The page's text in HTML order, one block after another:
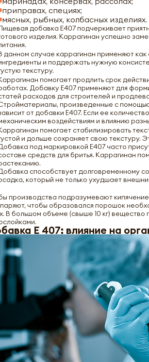
приправах, специях;
мясных, рыбных, колбасных изделиях.
добавка E407 подчеркивает
изделия. Каррагинан успешно
данном случае каррагинан применяют
и поддержать нужную
текстуру.
помогает продлить срок
Добавку Е407 применяют для
расходов для строителей и
произведенные с
от добавки Е407. Если ее
воздействиям и влиянию
помогает стабилизировать
и дольше сохраняет свою текстуру.
под маркировкой Е407 часто
средств для бритья. Каррагинан
способствует долговременному
который не только ухудшает
производства подразумевают
чтобы образовался порошок
В большом объеме (свыше 10 кг)
Е 407: влияние на